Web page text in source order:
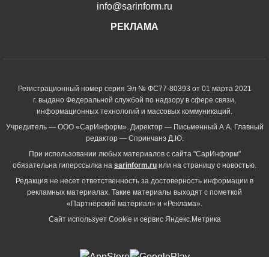
info@sarinform.ru
РЕКЛАМА
Регистрационный номер серия Эл № ФС77-80393 от 01 марта 2021
г. выдано Федеральной службой по надзору в сфере связи,
информационных технологий и массовых коммуникаций.
Учредитель — ООО «СарИнформ». Директор — Письменный А.А. Главный
редактор — Спринчанэ Д.Ю.
При использовании любых материалов с сайта "СарИнформ"
обязательна гиперссылка на sarinform.ru или на страницу с новостью.
Редакция не несет ответственность за достоверность информации в
рекламных материалах. Такие материалы выходят с пометкой
«Партнёрский материал» и «Реклама».
Сайт использует Cookie и сервиc Яндекс.Метрика